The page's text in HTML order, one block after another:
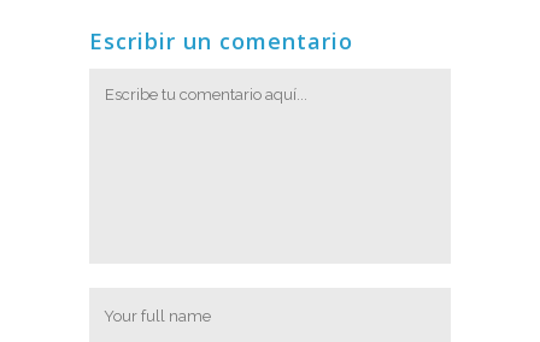
Escribir un comentario